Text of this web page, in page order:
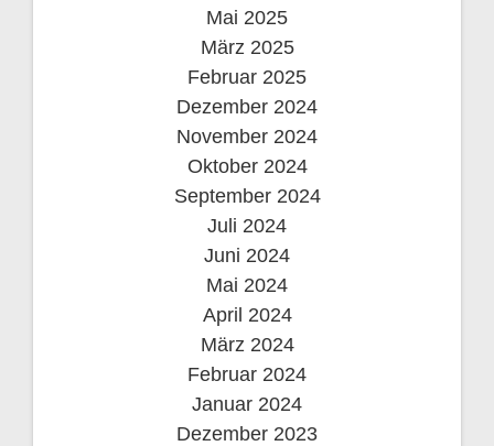
Mai 2025
März 2025
Februar 2025
Dezember 2024
November 2024
Oktober 2024
September 2024
Juli 2024
Juni 2024
Mai 2024
April 2024
März 2024
Februar 2024
Januar 2024
Dezember 2023